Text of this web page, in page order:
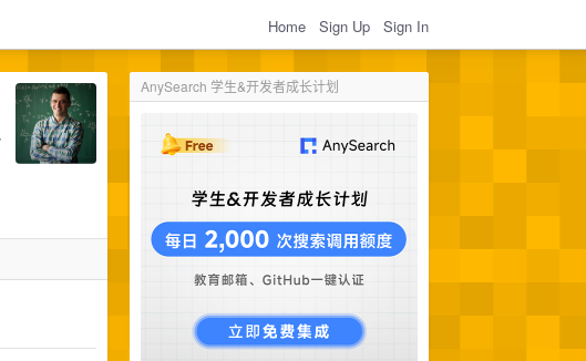
Home Sign Up Sign In
AnySearch 学生&开发者成长计划